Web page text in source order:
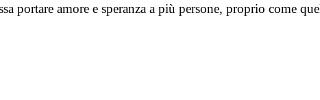
portare amore e speranza a più persone, proprio come